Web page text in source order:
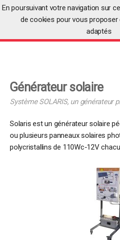
Produits
Générateur solaire
Système SOLARIS, un générateur
Solaris est un générateur solaire
ou plusieurs panneaux solaires
polycristallins de 110Wc-12V
En poursuivant votre navigation sur
de cookies pour vous
adaptés